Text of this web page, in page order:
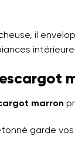
il
marron
garde